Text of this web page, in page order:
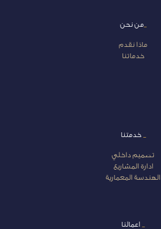
_من نحن
ماذا نقدم
خدماتنا
خدمتنا
تصميم داخلي
ادارة المشاريع
الهندسة المعمارية
اعمالنا